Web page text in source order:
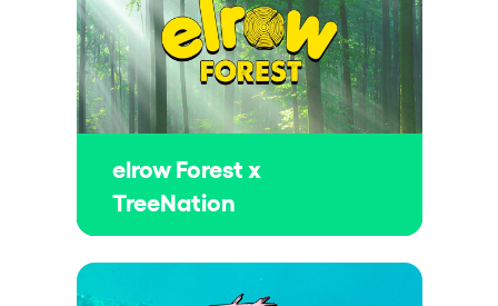
elrow Forest x
TreeNation